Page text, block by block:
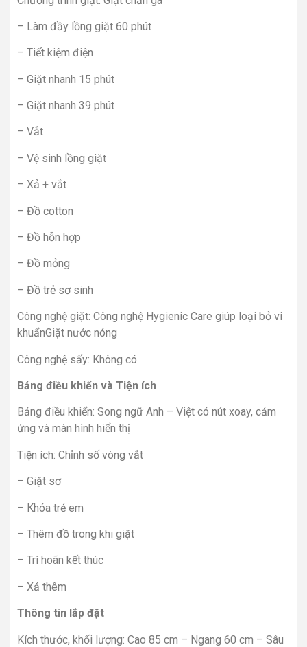
– Làm đầy lồng giặt 60 phút
– Tiết kiệm điện
– Giặt nhanh 15 phút
– Giặt nhanh 39 phút
– Vắt
– Vệ sinh lồng giặt
– Xả + vắt
– Đồ cotton
– Đồ hỗn hợp
– Đồ mỏng
– Đồ trẻ sơ sinh
Công nghệ giặt: Công nghệ Hygienic Care giúp loại bỏ vi
khuẩnGiặt nước nóng
Công nghệ sấy: Không có
Bảng điều khiển và Tiện ích
Bảng điều khiển: Song ngữ Anh – Việt có nút xoay, cảm
ứng và màn hình hiển thị
Tiện ích: Chỉnh số vòng vắt
– Giặt sơ
– Khóa trẻ em
– Thêm đồ trong khi giặt
– Trì hoãn kết thúc
– Xả thêm
Thông tin lắp đặt
Kích thước, khối lượng: Cao 85 cm – Ngang 60 cm – Sâu